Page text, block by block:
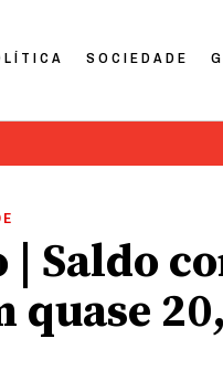
SOCIEDADE
| Saldo
quase